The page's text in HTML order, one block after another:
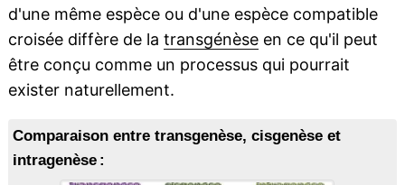
d'une même espèce ou d'une espèce compatible
croisée diffère de la transgénèseen ce qu'il peut
être conçu comme un processus qui pourrait
exister naturellement.
Comparaison entre transgenèse, cisgenèse et
intragenèse :